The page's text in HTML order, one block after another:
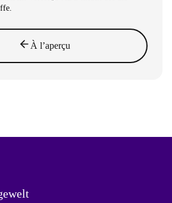
À l’aperçu